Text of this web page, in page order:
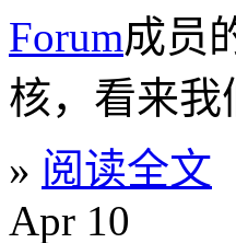
Forum成员
核，看来我
» 阅读全文
Apr 10